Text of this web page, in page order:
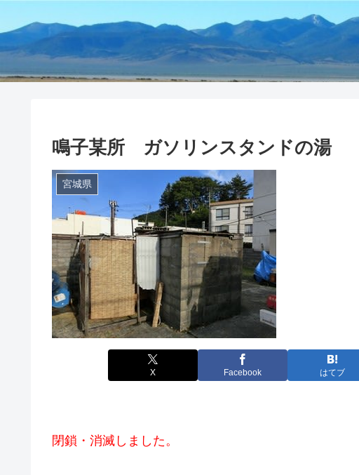
鳴子某所 ガソリンスタンドの湯
宮城県
X Facebook はてブ
閉鎖・消滅しました。